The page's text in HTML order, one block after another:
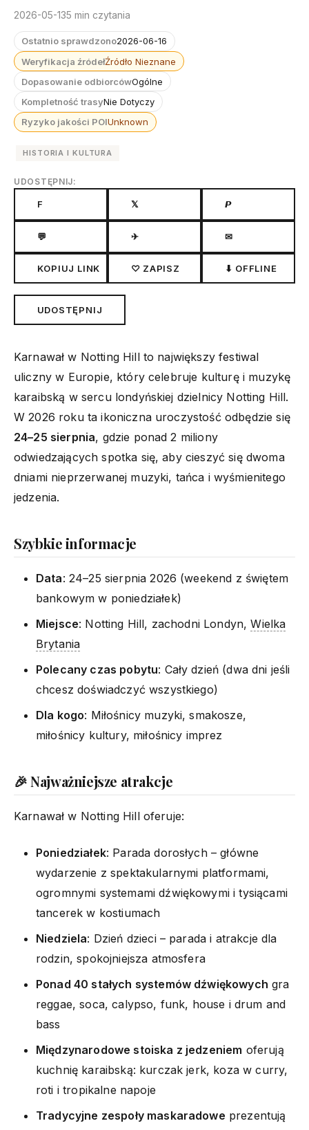
2026-05-135 min czytania
Ostatnio sprawdzono2026-06-16
Weryfikacja źródełŹródło Nieznane
Dopasowanie odbiorcówOgólne
Kompletność trasyNie Dotyczy
Ryzyko jakości POIUnknown
HISTORIA I KULTURA
UDOSTĘPNIJ:
F 𝕏 𝙋
💬 ✈ ✉
KOPIUJ LINK ♡ ZAPISZ ⬇ OFFLINE
UDOSTĘPNIJ
Karnawał w Notting Hill to największy festiwal
uliczny w Europie, który celebruje kulturę i muzykę
karaibską w sercu londyńskiej dzielnicy Notting Hill.
W 2026 roku ta ikoniczna uroczystość odbędzie się
24–25 sierpnia, gdzie ponad 2 miliony
odwiedzających spotka się, aby cieszyć się dwoma
dniami nieprzerwanej muzyki, tańca i wyśmienitego
jedzenia.
Szybkie informacje
Data: 24–25 sierpnia 2026 (weekend z świętem
bankowym w poniedziałek)
Miejsce: Notting Hill, zachodni Londyn,Wielka
Brytania
Polecany czas pobytu: Cały dzień (dwa dni jeśli
chcesz doświadczyć wszystkiego)
Dla kogo: Miłośnicy muzyki, smakosze,
miłośnicy kultury, miłośnicy imprez
🎉 Najważniejsze atrakcje
Karnawał w Notting Hill oferuje:
Poniedziałek: Parada dorosłych – główne
wydarzenie z spektakularnymi platformami,
ogromnymi systemami dźwiękowymi i tysiącami
tancerek w kostiumach
Niedziela: Dzień dzieci – parada i atrakcje dla
rodzin, spokojniejsza atmosfera
Ponad 40 stałych systemów dźwiękowych gra
reggae, soca, calypso, funk, house i drum and
bass
Międzynarodowe stoiska z jedzeniem oferują
kuchnię karaibską: kurczak jerk, koza w curry,
roti i tropikalne napoje
Tradycyjne zespoły maskaradowe prezentują